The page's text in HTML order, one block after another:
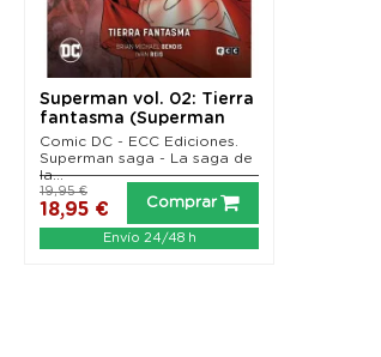
Superman vol. 02: Tierra
fantasma (Superman
saga - La saga de...
Comic DC - ECC Ediciones.
Superman saga - La saga de
la...
18,95 €
19,95 €
Comprar
Envío 24/48 h